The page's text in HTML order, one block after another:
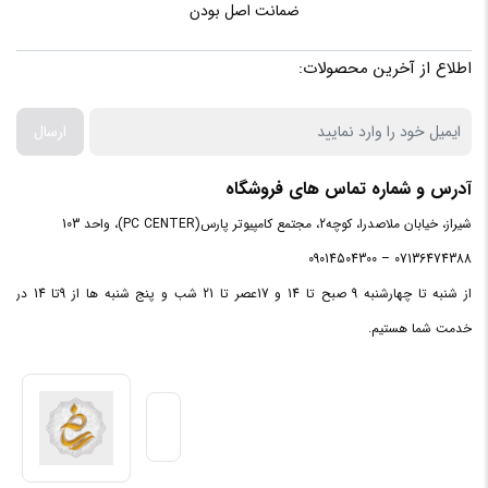
فشار
هوای فن
2.03 mmAq
مشخصات
P/N\r\nDP-MCH3-GMX300-BL
میزان
نویز فن
کمتر از 21 دسی‌بل
نوع فن Hydro Bearing
ضمانت اصل بودن
اطلاع از آخرین محصولات:
ارسال
آدرس و شماره تماس های فروشگاه
شیراز، خیابان ملاصدرا، کوچه2، مجتمع کامپیوتر پارس(PC CENTER)، واحد 103
07136474388 – 09014504300
از شنبه تا چهارشنبه 9 صبح تا 14 و 17عصر تا 21 شب و پنج شنبه ها از 9تا 14 در
خدمت شما هستیم.